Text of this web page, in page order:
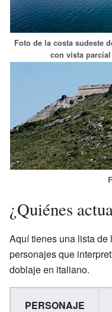
Foto de la costa sudeste
con vista
¿Quiénes
Aquí tienes una lista
personajes que
doblaje en italiano.
PERSONAJE